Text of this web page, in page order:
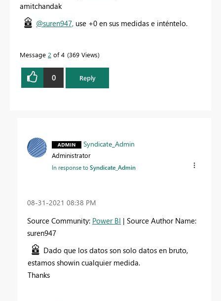
amitchandak
@suren947, use +0 en sus medidas e inténtelo.
Message 2 of 4 369 Views
0 Reply
Syndicate_Admin
Administrator
In response toSyndicate_Admin
‎08-31-2021 08:38 PM
Source Community: Power BI | Source Author Name:
suren947
Dado que los datos son solo datos en bruto,
estamos showin cualquier medida.
Thanks